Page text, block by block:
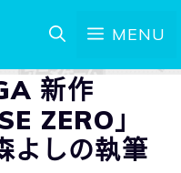
MENU
新作
ZERO」
よしの執筆